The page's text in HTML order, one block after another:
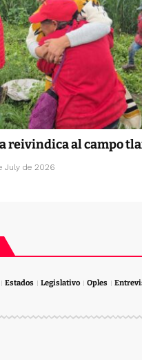
reivindica al campo
July de 2026
Estados Legislativo Oples